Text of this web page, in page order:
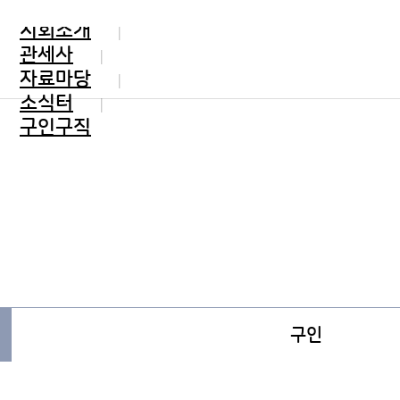
지회소개
관세사
자료마당
소식터
구인구직
구인